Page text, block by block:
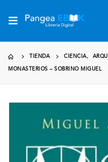
TIENDA CIENCIA,
MONASTERIOS – SOBRINO MIGUEL